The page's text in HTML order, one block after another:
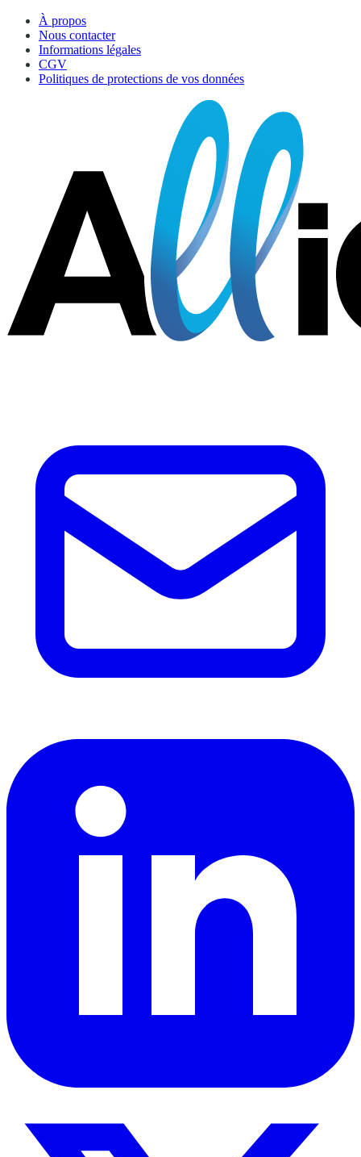
À propos
Nous contacter
Informations légales
CGV
Politiques de protections de vos données